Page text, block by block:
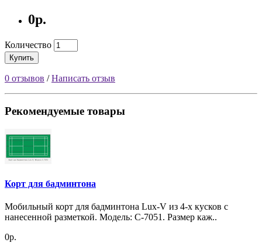
0р.
Количество
Купить
0 отзывов /Написать отзыв
Рекомендуемые товары
Корт для бадминтона
Мобильный корт для бадминтона Lux-V из 4-х кусков с
нанесенной разметкой. Модель: C-7051. Размер каж..
0р.